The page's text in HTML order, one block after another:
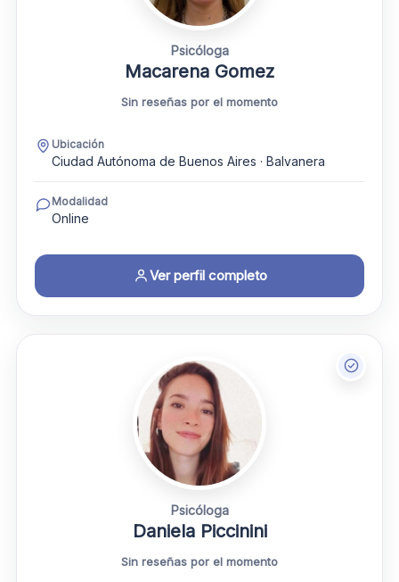
Psicóloga
Macarena Gomez
Sin reseñas por el momento
Ubicación
Ciudad Autónoma de Buenos Aires · Balvanera
Modalidad
Online
Ver perfil completo
Psicóloga
Daniela Piccinini
Sin reseñas por el momento